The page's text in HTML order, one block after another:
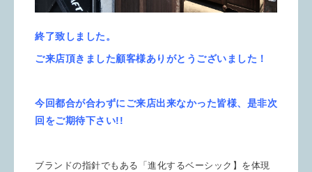
終了致しました。
ご来店頂きました顧客様ありがとうございました！
今回都合が合わずにご来店出来なかった皆様、是非次
回をご期待下さい!!
ブランドの指針でもある「進化するベーシック】を体現